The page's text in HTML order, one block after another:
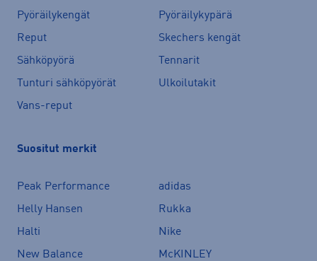
Pyöräilykengät
Pyöräilykypärä
Reput
Skechers kengät
Sähköpyörä
Tennarit
Tunturi sähköpyörät
Ulkoilutakit
Vans-reput
Suositut merkit
Peak Performance
adidas
Helly Hansen
Rukka
Halti
Nike
New Balance
McKINLEY